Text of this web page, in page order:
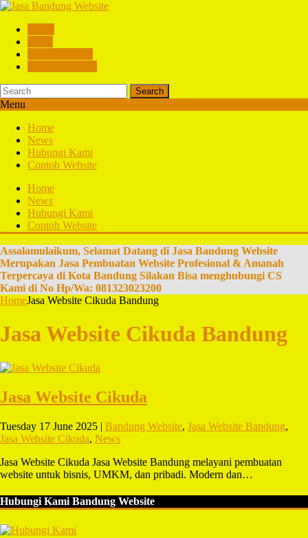
Search
Menu
Home
News
Hubungi Kami
Contoh Website
Home
News
Hubungi Kami
Contoh Website
Assalamulaikum, Selamat Datang di Jasa Bandung Website
Merupakan Jasa Pembuatan Website Profesional & Amanah
Terpercaya di Kota Bandung Silakan Bisa menghubungi CS
Kami di No Hp/Wa: 081323023200
HomeJasa Website Cikuda Bandung
Jasa Website Cikuda Bandung
Jasa Website Cikuda
Tuesday 17 June 2025 | Bandung Website, Jasa Website Bandung,
Jasa Website Cikuda, News
Jasa Website Cikuda Jasa Website Bandung melayani pembuatan
website untuk bisnis, UMKM, dan pribadi. Modern dan…
Hubungi Kami Bandung Website